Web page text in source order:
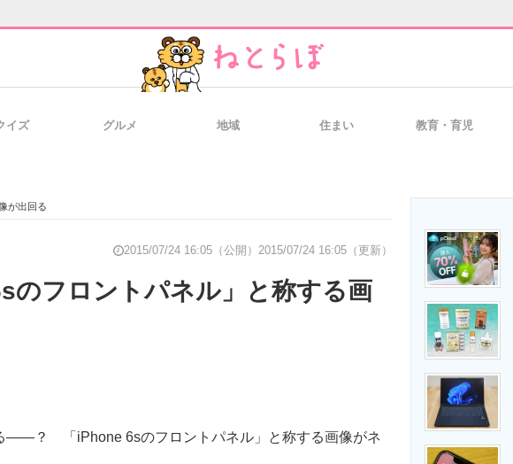
経営リーダーのコミュニティ
けIT製品の総合サイト 製造業のIT導入・活用を支援
エネルギーの専門メディア
イズ グルメ 地域 住まい 教育・育児
が出回る
2015/07/24 16:05（公開） 2015/07/24 16:05（更新）
のフロントパネル」と称する画
――？ 「iPhone 6sのフロントパネル」と称する画像がネ